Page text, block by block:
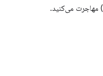
) مهاجرت می‌کنید.